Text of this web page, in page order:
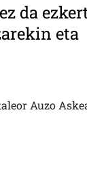
da
eta
(LUMALTIK)
Auzo